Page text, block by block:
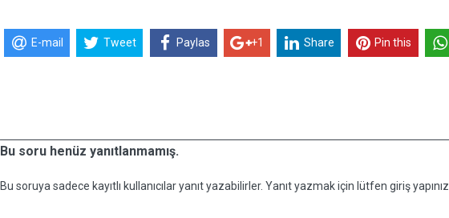
E-mail Tweet Paylas +1 Share Pin this
Bu soru henüz yanıtlanmamış.
Bu soruya sadece kayıtlı kullanıcılar yanıt yazabilirler. Yanıt yazmak için lütfen giriş yapınız.